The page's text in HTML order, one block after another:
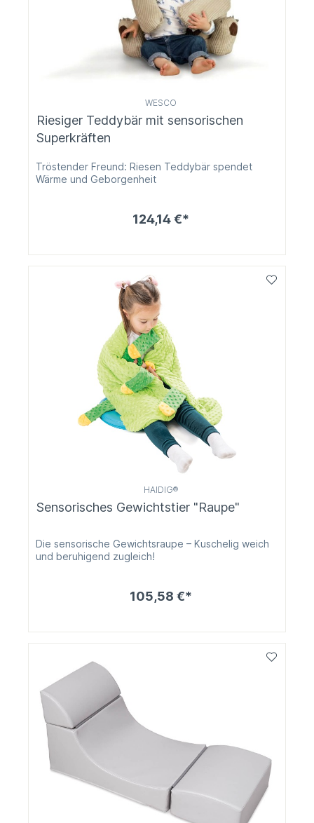
WESCO
Riesiger Teddybär mit sensorischen
Superkräften
Tröstender Freund: Riesen Teddybär spendet
Wärme und Geborgenheit
124,14 €*
HAIDIG®
Sensorisches Gewichtstier "Raupe"
Die sensorische Gewichtsraupe – Kuschelig weich
und beruhigend zugleich!
105,58 €*